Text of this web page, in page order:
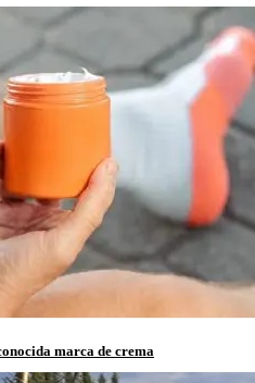
marca de crema